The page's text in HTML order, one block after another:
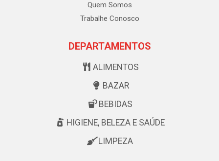
Quem Somos
Trabalhe Conosco
DEPARTAMENTOS
ALIMENTOS
BAZAR
BEBIDAS
HIGIENE, BELEZA E SAÚDE
LIMPEZA